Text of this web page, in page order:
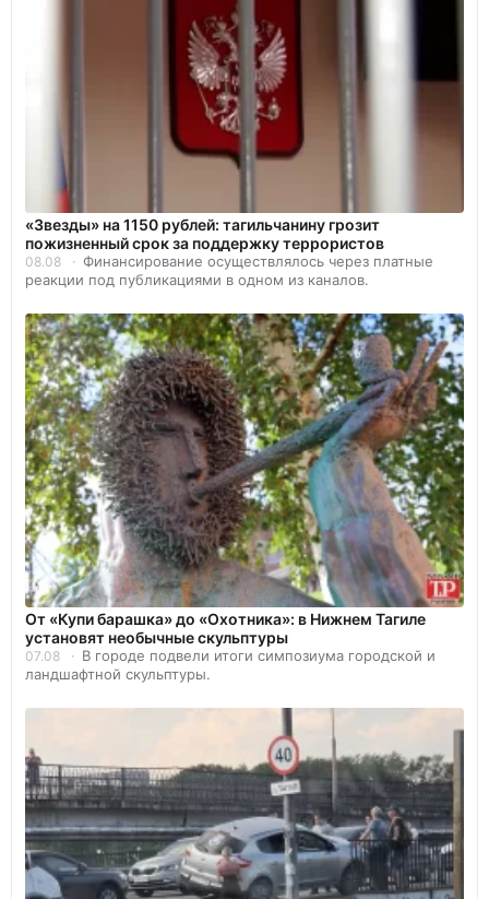
«Звезды» на 1150 рублей: тагильчанину грозит
пожизненный срок за поддержку террористов
08.08
Финансирование осуществлялось через платные
реакции под публикациями в одном из каналов.
От «Купи барашка» до «Охотника»: в Нижнем Тагиле
установят необычные скульптуры
07.08
В городе подвели итоги симпозиума городской и
ландшафтной скульптуры.